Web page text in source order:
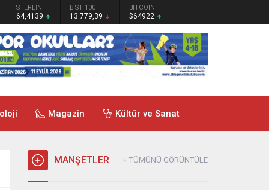
STERLİN
64,4139
BIST 100
13.779,39
BITCOIN
$64922
Magazin Kültür ve Sanat
MANŞETLER + TÜMÜNÜ GÖRÜNTÜLE